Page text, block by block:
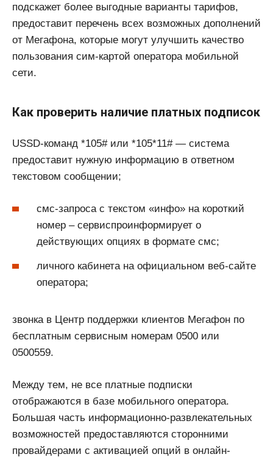
подскажет более выгодные варианты тарифов,
предоставит перечень всех возможных дополнений
от Мегафона, которые могут улучшить качество
пользования сим-картой оператора мобильной
сети.
Как проверить наличие платных подписок
USSD-команд *105# или *105*11# — система
предоставит нужную информацию в ответном
текстовом сообщении;
смс-запроса с текстом «инфо» на короткий
номер – сервиспроинформирует о
действующих опциях в формате смс;
личного кабинета на официальном веб-сайте
оператора;
звонка в Центр поддержки клиентов Мегафон по
бесплатным сервисным номерам 0500 или
0500559.
Между тем, не все платные подписки
отображаются в базе мобильного оператора.
Большая часть информационно-развлекательных
возможностей предоставляются сторонними
провайдерами с активацией опций в онлайн-